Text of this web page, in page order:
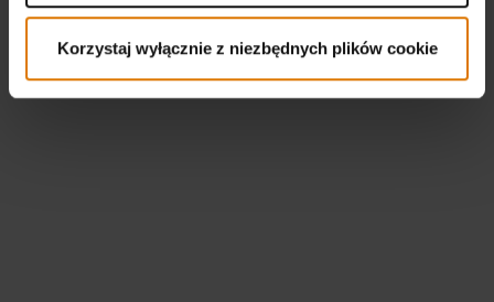
Korzystaj wyłącznie z niezbędnych plików cookie